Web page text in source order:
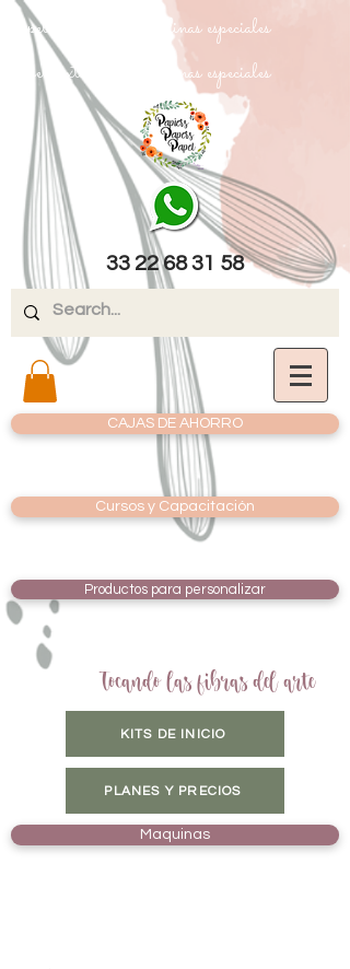
papel texturizado cartulinas especiales
papel texturizado cartulinas especiales
33 22 68 31 58
CAJAS DE AHORRO
Cursos y Capacitación
Productos para personalizar
Tocando las fibras del arte
KITS DE INICIO
PLANES Y PRECIOS
Maquinas